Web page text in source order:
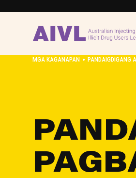
MGA KAGANAPAN • PANDAIGDIGANG